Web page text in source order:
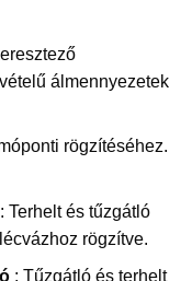
álmennyezetek
rögzítéséhez.
: Terhelt és tűzgátló
rögzítve.
: Tűzgátló és terhelt